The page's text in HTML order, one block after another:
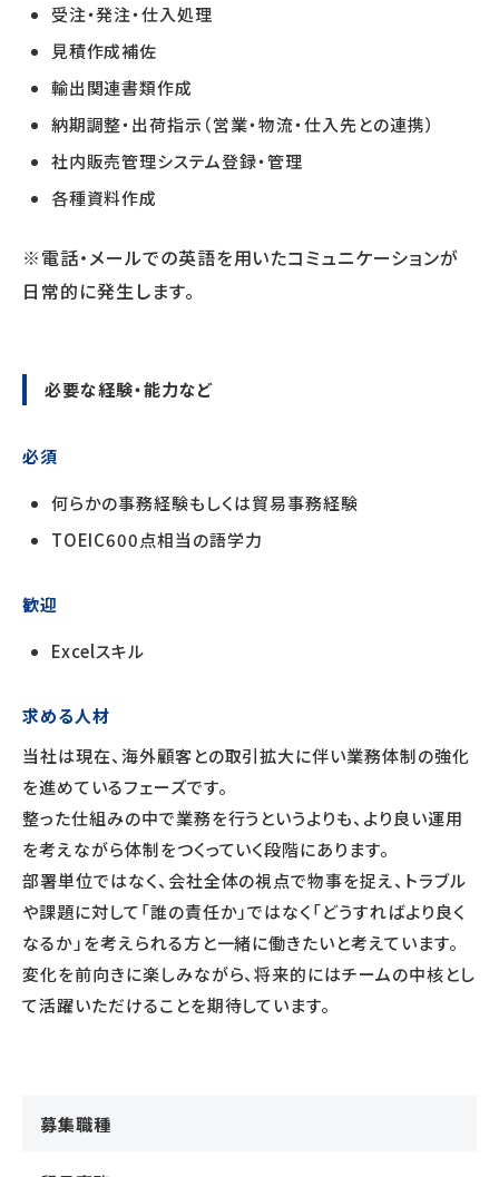
受注・発注・仕入処理
見積作成補佐
輸出関連書類作成
納期調整・出荷指示（営業・物流・仕入先との連携）
社内販売管理システム登録・管理
各種資料作成
※電話・メールでの英語を用いたコミュニケーションが
日常的に発生します。
必要な経験・能力など
必須
何らかの事務経験もしくは貿易事務経験
TOEIC600点相当の語学力
歓迎
Excelスキル
求める人材
当社は現在、海外顧客との取引拡大に伴い業務体制の強化
を進めているフェーズです。
整った仕組みの中で業務を行うというよりも、より良い運用
を考えながら体制をつくっていく段階にあります。
部署単位ではなく、会社全体の視点で物事を捉え、トラブル
や課題に対して「誰の責任か」ではなく「どうすればより良く
なるか」を考えられる方と一緒に働きたいと考えています。
変化を前向きに楽しみながら、将来的にはチームの中核とし
て活躍いただけることを期待しています。
募集職種